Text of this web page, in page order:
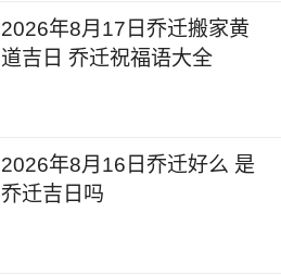
2026年8月17日乔迁搬家黄
道吉日 乔迁祝福语大全
2026年8月16日乔迁好么 是
乔迁吉日吗